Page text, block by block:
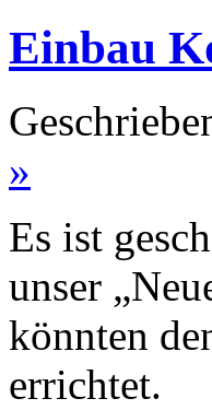
Einbau
»
Es ist
unser
könnten
errichtet.